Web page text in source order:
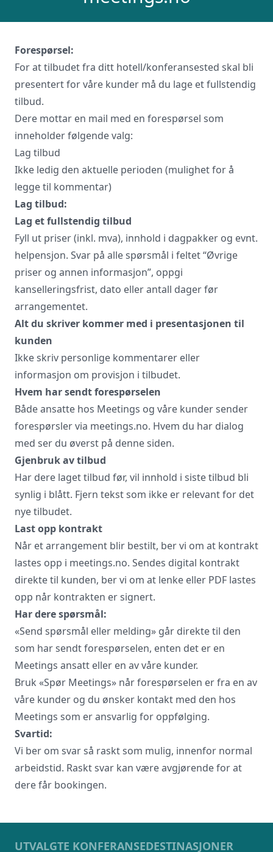
Forespørsel:
For at tilbudet fra ditt hotell/konferansested skal bli
presentert for våre kunder må du lage et fullstendig
tilbud.
Dere mottar en mail med en forespørsel som
inneholder følgende valg:
Lag tilbud
Ikke ledig den aktuelle perioden (mulighet for å
legge til kommentar)
Lag tilbud:
Lag et fullstendig tilbud
Fyll ut priser (inkl. mva), innhold i dagpakker og evnt.
helpensjon. Svar på alle spørsmål i feltet “Øvrige
priser og annen informasjon”, oppgi
kanselleringsfrist, dato eller antall dager før
arrangementet.
Alt du skriver kommer med i presentasjonen til
kunden
Ikke skriv personlige kommentarer eller
informasjon om provisjon i tilbudet.
Hvem har sendt forespørselen
Både ansatte hos Meetings og våre kunder sender
forespørsler via meetings.no. Hvem du har dialog
med ser du øverst på denne siden.
Gjenbruk av tilbud
Har dere laget tilbud før, vil innhold i siste tilbud bli
synlig i blått. Fjern tekst som ikke er relevant for det
nye tilbudet.
Last opp kontrakt
Når et arrangement blir bestilt, ber vi om at kontrakt
lastes opp i meetings.no. Sendes digital kontrakt
direkte til kunden, ber vi om at lenke eller PDF lastes
opp når kontrakten er signert.
Har dere spørsmål:
«Send spørsmål eller melding» går direkte til den
som har sendt forespørselen, enten det er en
Meetings ansatt eller en av våre kunder.
Bruk «Spør Meetings» når forespørselen er fra en av
våre kunder og du ønsker kontakt med den hos
Meetings som er ansvarlig for oppfølging.
Svartid:
Vi ber om svar så raskt som mulig, innenfor normal
arbeidstid. Raskt svar kan være avgjørende for at
dere får bookingen.
UTVALGTE KONFERANSEDESTINASJONER
Vi innhenter uforpliktende tilbud, gir
råd og forhandler priser og
gjennomgår kontrakt og følger opp
for deg som kunde, og det er ingen
påslag i prisene.
LUKK VINDU SEND FORESPØRSEL